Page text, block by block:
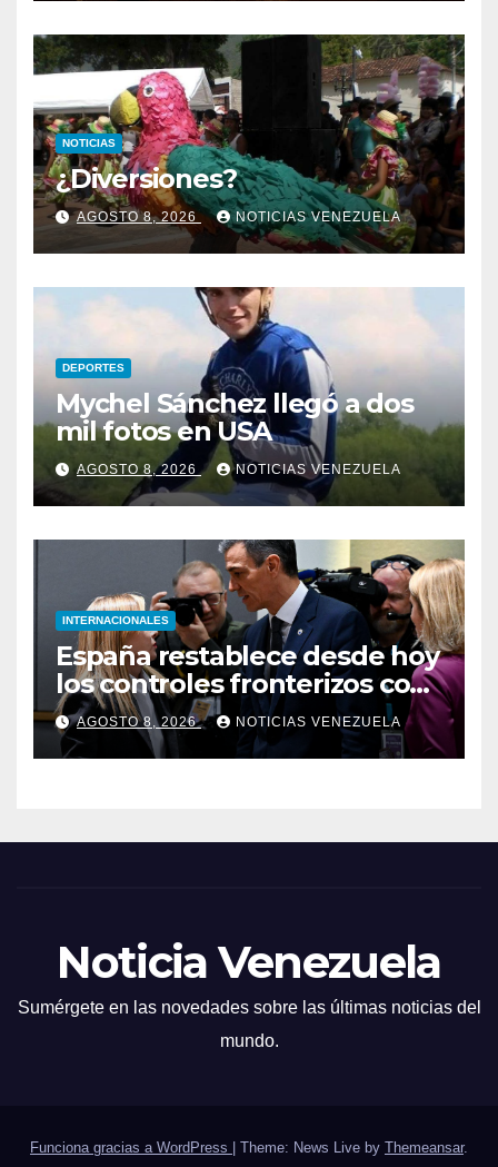
NOTICIAS
¿Diversiones?
AGOSTO 8, 2026 NOTICIAS VENEZUELA
DEPORTES
Mychel Sánchez llegó a dos
mil fotos en USA
AGOSTO 8, 2026 NOTICIAS VENEZUELA
INTERNACIONALES
España restablece desde hoy
los controles fronterizos con
Italia tras el rechazo de Roma
a retirar las restricciones
AGOSTO 8, 2026 NOTICIAS VENEZUELA
Noticia Venezuela
Sumérgete en las novedades sobre las últimas noticias del
mundo.
Funciona gracias a WordPress Theme: News Live by Themeansar.